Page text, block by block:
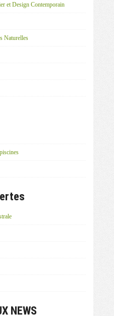
et Design Contemporain
Naturelles
NEWS